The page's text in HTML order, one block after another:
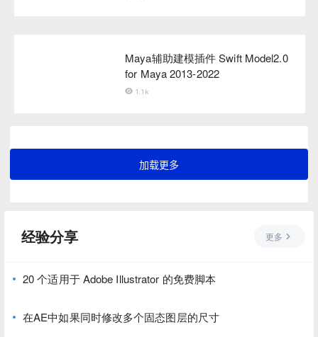
Maya辅助建模插件 Swift Model2.0
for Maya 2013-2022
1.1k
加载更多
经验分享 更多
20 个适用于 Adob​​e Illustrator 的免费脚本
在AE中如果同时修改多个固态图层的尺寸